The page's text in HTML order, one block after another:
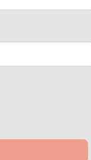
Cây
Trong
cây